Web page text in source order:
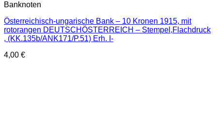
Banknoten
Österreichisch-ungarische Bank – 10 Kronen 1915, mit
rotorangen DEUTSCHÖSTERREICH – Stempel,Flachdruck
, (KK.135b/ANK171/P.51) Erh. I-
4,00 €